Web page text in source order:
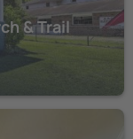
& Trail